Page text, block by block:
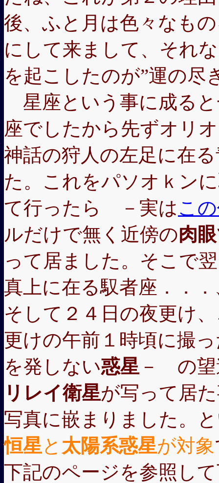
後、ふと月は色々なも
にして来まして、それ
を起こしたのが”運の尽
星座という事に成る
座でしたから先ずオリ
神話の狩人の左足に在
た。これをパソオｋン
て行ったら －実はこ
ルだけで無く近傍の肉
って居ました。そこで
真上に在る馭者座．．
そして２４日の夜更け
更けの午前１時頃に撮
を発しない惑星 － の望
リレイ衛星が写って居
写真に嵌まりました。
恒星 と 太陽系惑星が対象
下記のページを参照し